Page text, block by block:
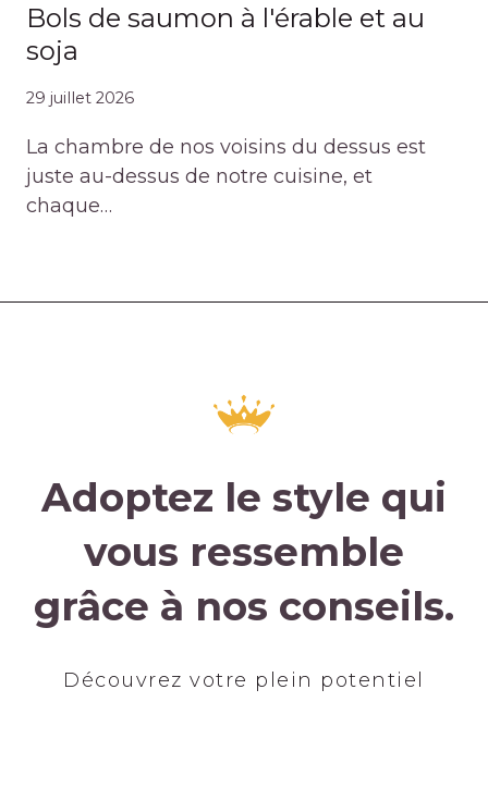
Bols de saumon à l'érable et au
soja
29 juillet 2026
La chambre de nos voisins du dessus est
juste au-dessus de notre cuisine, et
chaque…
Adoptez le style qui
vous ressemble
grâce à nos conseils.
Découvrez votre plein potentiel